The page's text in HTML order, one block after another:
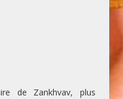
de Zankhvav, plus